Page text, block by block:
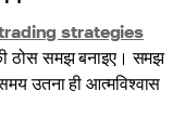
strategies
समझ बनाइए। समझ
उतना ही आत्मविश्वास